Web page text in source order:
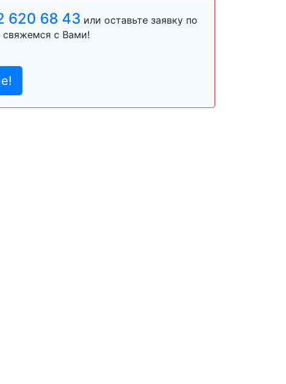
620 68 43 или оставьте заявку по
с Вами!